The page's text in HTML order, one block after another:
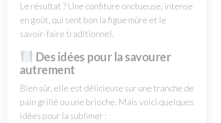
Le résultat ? Une confiture onctueuse, intense
en goût, qui sent bon la figue mûre et le
savoir-faire traditionnel.
Des idées pour la savourer
autrement
Bien sûr, elle est délicieuse sur une tranche de
pain grillé ou une brioche. Mais voici quelques
idées pour la sublimer :